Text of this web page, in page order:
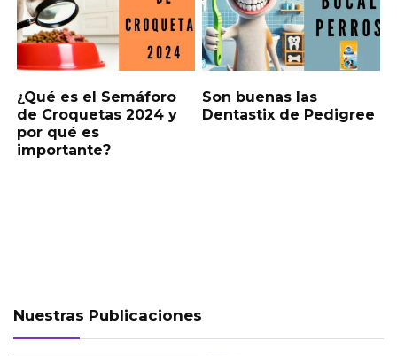
¿Qué es el Semáforo
de Croquetas 2024 y
por qué es
importante?
Son buenas las
Dentastix de Pedigree
Nuestras Publicaciones